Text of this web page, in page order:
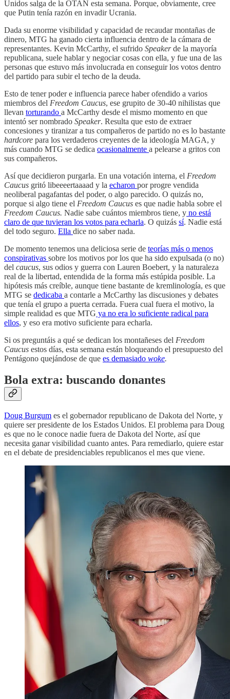
Unidos salga de la OTAN esta semana. Porque, obviamente, cree
que Putin tenía razón en invadir Ucrania.
Dada su enorme visibilidad y capacidad de recaudar montañas de
dinero, MTG ha ganado cierta influencia dentro de la cámara de
representantes. Kevin McCarthy, el sufrido Speakerde la mayoría
republicana, suele hablar y negociar cosas con ella, y fue una de las
personas que estuvo más involucrada en conseguir los votos dentro
del partido para subir el techo de la deuda.
Esto de tener poder e influencia parece haber ofendido a varios
miembros del Freedom Caucus, ese grupito de 30-40 nihilistas que
llevan torturando a McCarthy desde el mismo momento en que
intentó ser nombrado Speaker. Resulta que esto de extraer
concesiones y tiranizar a tus compañeros de partido no es lo bastante
hardcore para los verdaderos creyentes de la ideología MAGA, y
más cuando MTG se dedica ocasionalmente a pelearse a gritos con
sus compañeros.
Así que decidieron purgarla. En una votación interna, el Freedom
Caucus gritó libeeeertaaaad y la echaron por progre vendida
neoliberal pagafantas del poder, o algo parecido. O quizás no,
porque si algo tiene el Freedom Caucus es que nadie habla sobre el
Freedom Caucus. Nadie sabe cuántos miembros tiene, y no está
claro de que tuvieran los votos para echarla. O quizás sí. Nadie está
del todo seguro. Ella dice no saber nada.
De momento tenemos una deliciosa serie de teorías más o menos
conspirativas sobre los motivos por los que ha sido expulsada (o no)
del caucus, sus odios y guerra con Lauren Boebert, y la naturaleza
real de la libertad, entendida de la forma más estúpida posible. La
hipótesis más creíble, aunque tiene bastante de kremlinología, es que
MTG se dedicaba a contarle a McCarthy las discusiones y debates
que tenía el grupo a puerta cerrada. Fuera cual fuera el motivo, la
simple realidad es que MTG ya no era lo suficiente radical para
ellos, y eso era motivo suficiente para echarla.
Si os preguntáis a qué se dedican los montañeses del Freedom
Caucus estos días, esta semana están bloqueando el presupuesto del
Pentágono quejándose de que es demasiado woke.
Bola extra: buscando donantes
Doug Burgum es el gobernador republicano de Dakota del Norte, y
quiere ser presidente de los Estados Unidos. El problema para Doug
es que no le conoce nadie fuera de Dakota del Norte, así que
necesita ganar visibilidad cuanto antes. Para remediarlo, quiere estar
en el debate de presidenciables republicanos el mes que viene.